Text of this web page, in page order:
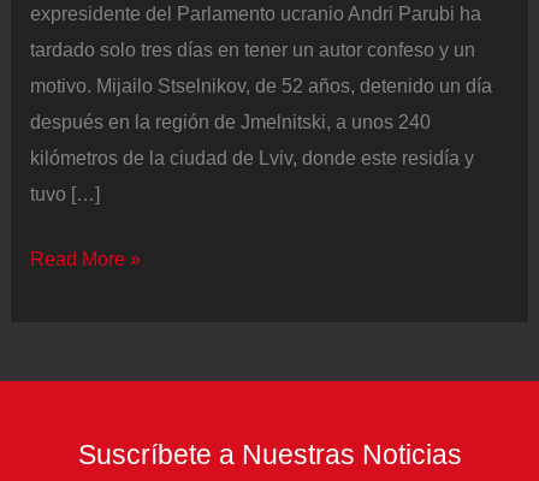
expresidente del Parlamento ucranio Andri Parubi ha
tardado solo tres días en tener un autor confeso y un
motivo. Mijailo Stselnikov, de 52 años, detenido un día
después en la región de Jmelnitski, a unos 240
kilómetros de la ciudad de Lviv, donde este residía y
tuvo […]
Ucrania
Read More »
Suscríbete a Nuestras Noticias